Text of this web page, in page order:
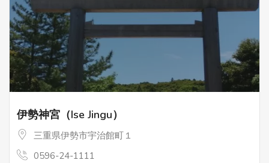
伊勢神宮（Ise Jingu）
三重県伊勢市宇治館町１
0596-24-1111